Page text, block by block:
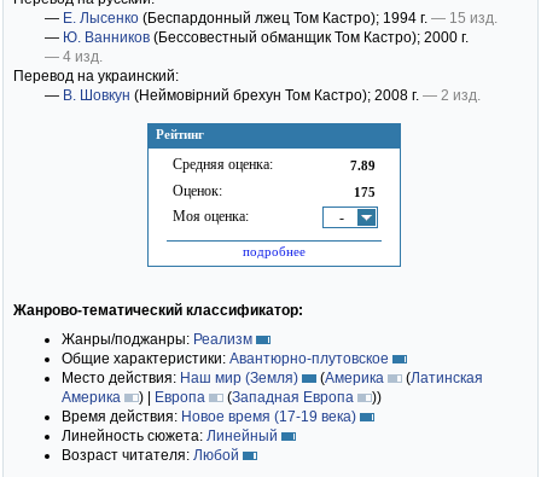
Рейтинг
Средняя оценка: 7.89
Оценок: 175
Моя оценка: -
подробнее
— Е. Лысенко (Беспардонный лжец Том Кастро); 1994 г. — 15 изд.
— Ю. Ванников (Бессовестный обманщик Том Кастро); 2000 г.
— 4 изд.
Перевод на украинский:
— В. Шовкун (Неймовірний брехун Том Кастро); 2008 г. — 2 изд.
Жанрово-тематический классификатор:
Жанры/поджанры: Реализм
Общие характеристики: Авантюрно-плутовское
Место действия: Наш мир (Земля) (Америка (Латинская
Америка
) | Европа (Западная Европа ))
Время действия: Новое время (17-19 века)
Линейность сюжета: Линейный
Возраст читателя: Любой